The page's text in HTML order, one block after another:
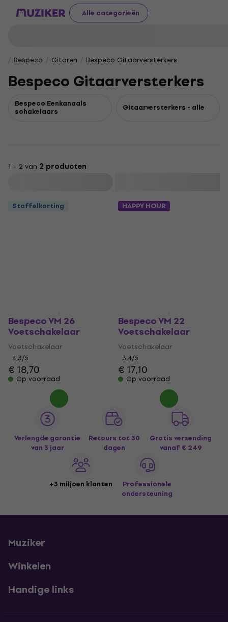
Alle categorieën
Bespeco Gitaren Bespeco Gitaarversterkers
Bespeco Gitaarversterkers
Bespeco Eenkanaals
schakelaars Gitaarversterkers - alle
1 - 2 van 2 producten
Staffelkorting
Bespeco VM 26
Voetschakelaar
Voetschakelaar
4,3/5
€ 18,70
Op voorraad
HAPPY HOUR
Bespeco VM 22
Voetschakelaar
Voetschakelaar
3,4/5
€ 17,10
Op voorraad
Verlengde garantie
van 3 jaar
Retours tot 30
dagen
Gratis verzending
vanaf € 249
+3 miljoen klanten
Professionele
ondersteuning
Muziker
Winkelen
Handige links